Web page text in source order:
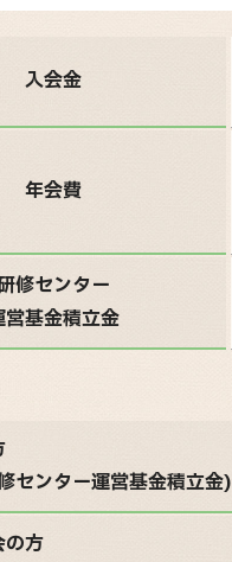
入会金
年会費
修センター
営基金積立金
センター運営基金積立金)
の方